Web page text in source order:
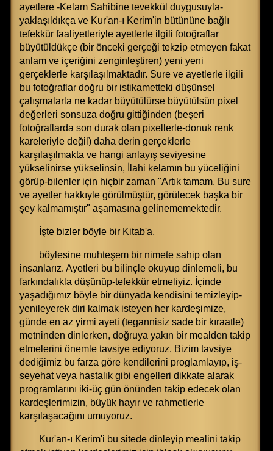
ayetlere -Kelam Sahibine tevekkül duygusuyla-
yaklaşıldıkça ve Kur'an-ı Kerim'in bütününe bağlı
tefekkür faaliyetleriyle ayetlerle ilgili fotoğraflar
büyütüldükçe (bir önceki gerçeği tekzip etmeyen fakat
anlam ve içeriğini zenginleştiren) yeni yeni
gerçeklerle karşılaşılmaktadır. Sure ve ayetlerle ilgili
bu fotoğraflar doğru bir istikametteki düşünsel
çalışmalarla ne kadar büyütülürse büyütülsün pixel
değerleri sonsuza doğru gittiğinden (beşeri
fotoğraflarda son durak olan pixellerle-donuk renk
kareleriyle değil) daha derin gerçeklerle
karşılaşılmakta ve hangi anlayış seviyesine
yükselinirse yükselinsin, İlahi kelamın bu yüceliğini
görüp-bilenler için hiçbir zaman "Artık tamam. Bu sure
ve ayetler hakkıyle görülmüştür, görülecek başka bir
şey kalmamıştır" aşamasına gelinememektedir.
İşte bizler böyle bir Kitab'a,
böylesine muhteşem bir nimete sahip olan
insanlarız. Ayetleri bu bilinçle okuyup dinlemeli, bu
farkındalıkla düşünüp-tefekkür etmeliyiz. İçinde
yaşadığımız böyle bir dünyada kendisini temizleyip-
yenileyerek diri kalmak isteyen her kardeşimize,
günde en az yirmi ayeti (tegannisiz sade bir kıraatle)
metninden dinlerken, doğruya yakın bir mealden takip
etmelerini önemle tavsiye ediyoruz. Bizim tavsiye
dediğimiz bu farza göre kendilerini proglamlayıp, iş-
seyehat veya hastalık gibi engelleri dikkate alarak
programlarını iki-üç gün önünden takip edecek olan
kardeşlerimizin, büyük hayır ve rahmetlerle
karşılaşacağını umuyoruz.
Kur'an-ı Kerim'i bu sitede dinleyip mealini takip